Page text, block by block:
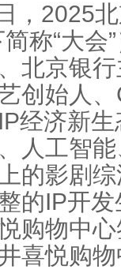
，2025
简称“大
北京银
创始人
经济新生
人工智
的影剧
的IP开
购物中
喜悦购物